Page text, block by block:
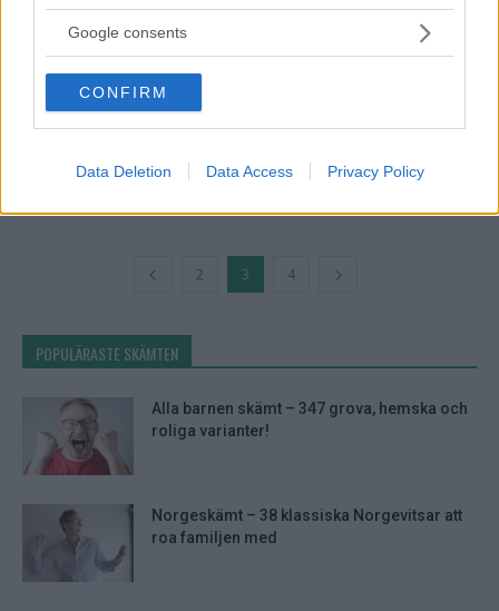
not limited to your visit or usage behaviour. You may click to
use your data for below specified purposes in below Google
consent section.
Google consents
CONFIRM
Data Deletion Data Access Privacy Policy
barn-gåtor
2 3 4
POPULÄRASTE SKÄMTEN
Alla barnen skämt – 347 grova, hemska och
roliga varianter!
Norgeskämt – 38 klassiska Norgevitsar att
roa familjen med